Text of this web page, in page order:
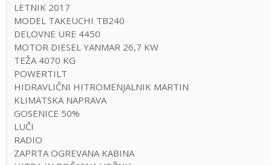
LETNIK 2017
MODEL TAKEUCHI TB240
DELOVNE URE 4450
MOTOR DIESEL YANMAR 26,7 KW
TEŽA 4070 KG
POWERTILT
HIDRAVLIČNI HITROMENJALNIK MARTIN
KLIMATSKA NAPRAVA
GOSENICE 50%
LUČI
RADIO
ZAPRTA OGREVANA KABINA